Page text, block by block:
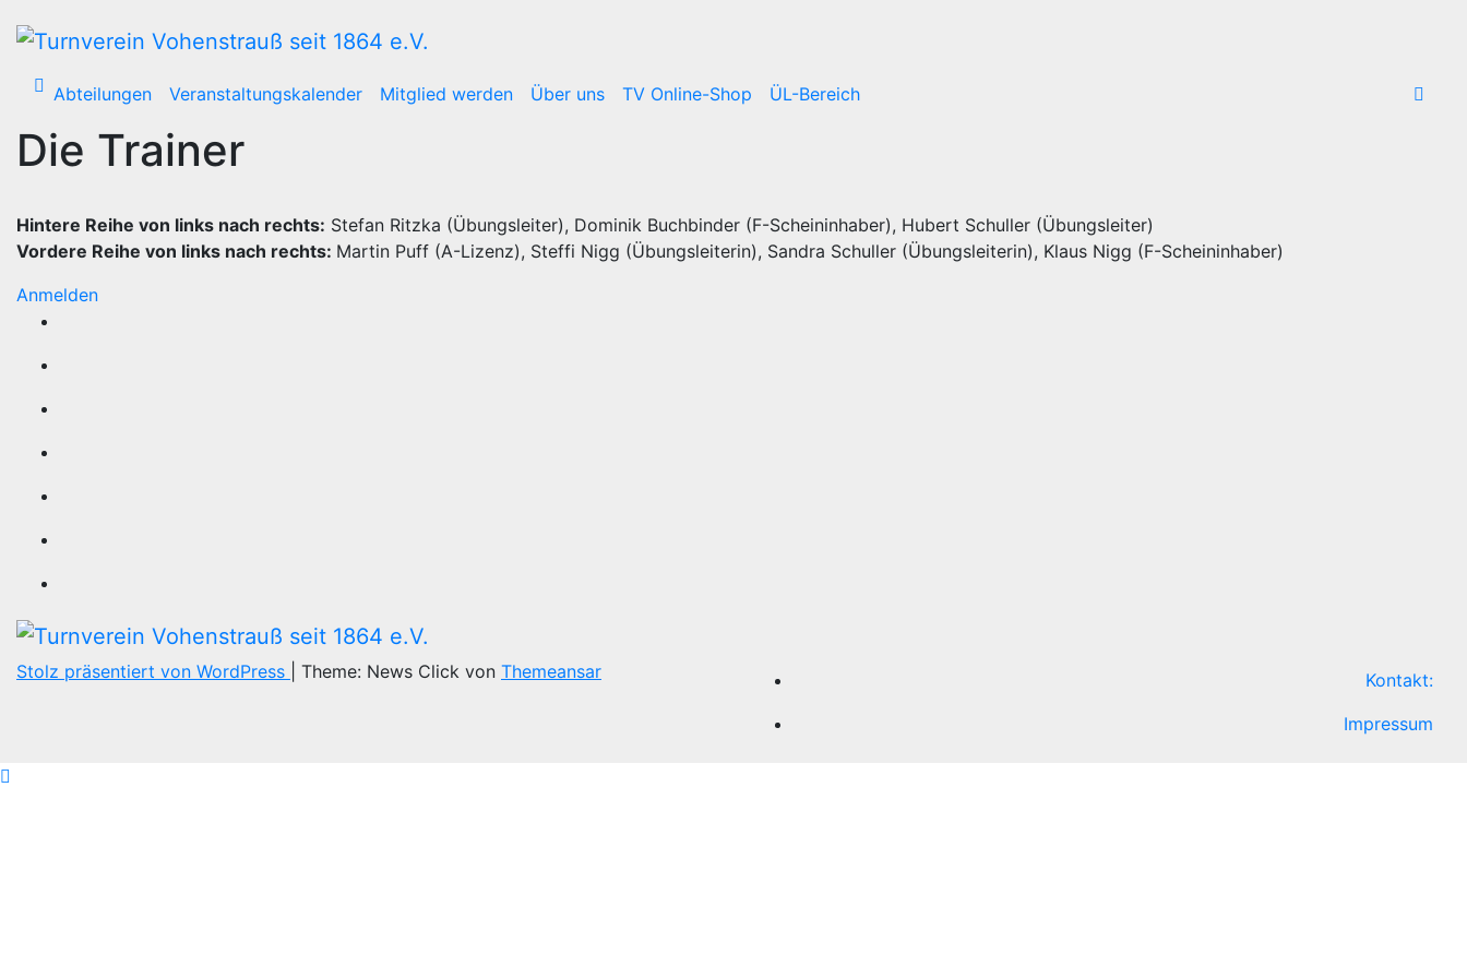
Inhalt
Abteilungen
Veranstaltungskalender Mitglied werden Über uns TV Online-Shop ÜL-Bereich
Die Trainer
Hintere Reihe von links nach rechts: Stefan Ritzka (Übungsleiter), Dominik Buchbinder (F-Scheininhaber), Hubert Schuller (Übungsleiter)
Vordere Reihe von links nach rechts: Martin Puff (A-Lizenz), Steffi Nigg (Übungsleiterin), Sandra Schuller (Übungsleiterin), Klaus Nigg (F-Scheininhaber)
Anmelden
Stolz präsentiert von WordPress Theme: News Click von Themeansar
Kontakt:
Impressum